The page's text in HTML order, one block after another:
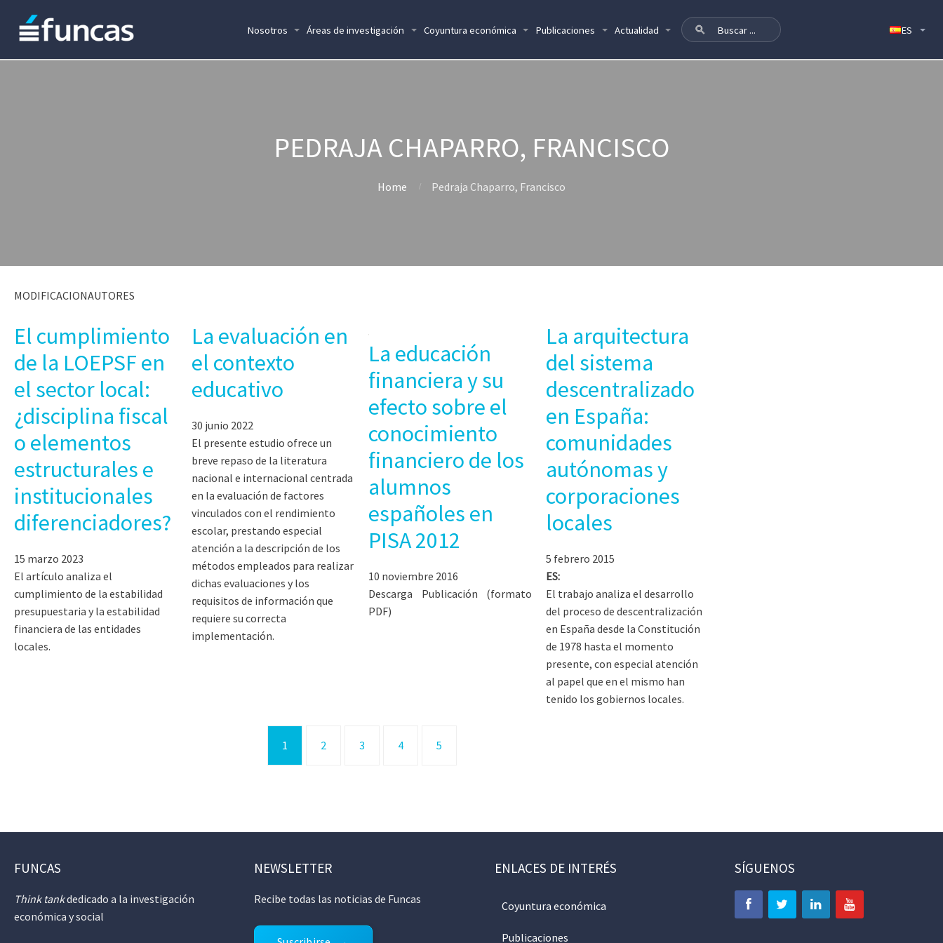
Nosotros Áreas de investigación Coyuntura económica Publicaciones Actualidad
PEDRAJA CHAPARRO, FRANCISCO
Home Pedraja Chaparro, Francisco
MODIFICACIONAUTORES
El cumplimiento
de la LOEPSF en
el sector local:
¿disciplina fiscal
o elementos
estructurales e
institucionales
diferenciadores?
15 marzo 2023
El artículo analiza el
cumplimiento de la estabilidad
presupuestaria y la estabilidad
financiera de las entidades
locales.
La evaluación en
el contexto
educativo
30 junio 2022
El presente estudio ofrece un
breve repaso de la literatura
nacional e internacional centrada
en la evaluación de factores
vinculados con el rendimiento
escolar, prestando especial
atención a la descripción de los
métodos empleados para realizar
dichas evaluaciones y los
requisitos de información que
requiere su correcta
implementación.
La educación
financiera y su
efecto sobre el
conocimiento
financiero de los
alumnos
españoles en
PISA 2012
10 noviembre 2016
Descarga Publicación (formato
PDF)
La arquitectura
del sistema
descentralizado
en España:
comunidades
autónomas y
corporaciones
locales
5 febrero 2015
ES:
El trabajo analiza el desarrollo
del proceso de descentralización
en España desde la Constitución
de 1978 hasta el momento
presente, con especial atención
al papel que en el mismo han
tenido los gobiernos locales.
1 2 3 4 5
FUNCAS
Think tankdedicado a la investigación
económica y social
NEWSLETTER
Recibe todas las noticias de Funcas
ENLACES DE INTERÉS
Coyuntura económica
Publicaciones
SÍGUENOS